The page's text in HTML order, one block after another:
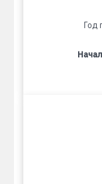
Год